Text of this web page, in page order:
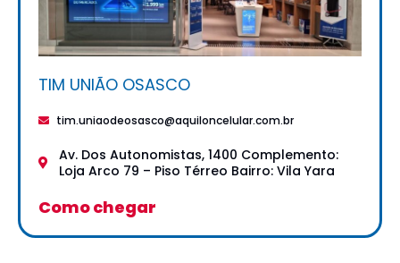
TIM UNIÃO OSASCO
tim.uniaodeosasco@aquiloncelular.com.br
Av. Dos Autonomistas, 1400 Complemento:
Loja Arco 79 – Piso Térreo Bairro: Vila Yara
Como chegar